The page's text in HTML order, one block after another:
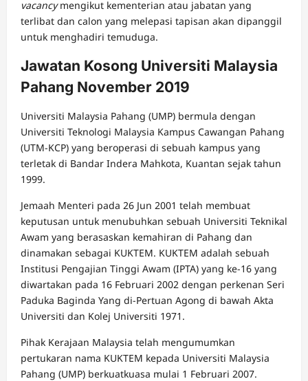
vacancymengikut kementerian atau jabatan yang
terlibat dan calon yang melepasi tapisan akan dipanggil
untuk menghadiri temuduga.
Jawatan Kosong Universiti Malaysia
Pahang November 2019
Universiti Malaysia Pahang (UMP) bermula dengan
Universiti Teknologi Malaysia Kampus Cawangan Pahang
(UTM-KCP) yang beroperasi di sebuah kampus yang
terletak di Bandar Indera Mahkota, Kuantan sejak tahun
1999.
Jemaah Menteri pada 26 Jun 2001 telah membuat
keputusan untuk menubuhkan sebuah Universiti Teknikal
Awam yang berasaskan kemahiran di Pahang dan
dinamakan sebagai KUKTEM. KUKTEM adalah sebuah
Institusi Pengajian Tinggi Awam (IPTA) yang ke-16 yang
diwartakan pada 16 Februari 2002 dengan perkenan Seri
Paduka Baginda Yang di-Pertuan Agong di bawah Akta
Universiti dan Kolej Universiti 1971.
Pihak Kerajaan Malaysia telah mengumumkan
pertukaran nama KUKTEM kepada Universiti Malaysia
Pahang (UMP) berkuatkuasa mulai 1 Februari 2007.